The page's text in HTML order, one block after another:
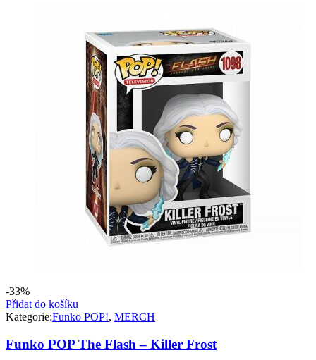
-33%
Přidat do košíku
Kategorie:Funko POP!, MERCH
Funko POP The Flash – Killer Frost